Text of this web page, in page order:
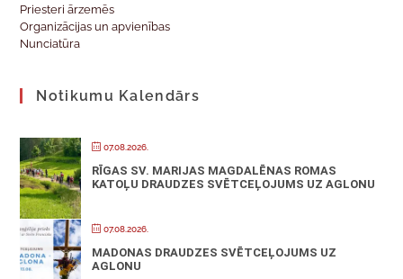
Priesteri ārzemēs
Organizācijas un apvienības
Nunciatūra
Notikumu Kalendārs
07.08.2026.
RĪGAS SV. MARIJAS MAGDALĒNAS ROMAS
KATOĻU DRAUDZES SVĒTCEĻOJUMS UZ AGLONU
07.08.2026.
MADONAS DRAUDZES SVĒTCEĻOJUMS UZ
AGLONU